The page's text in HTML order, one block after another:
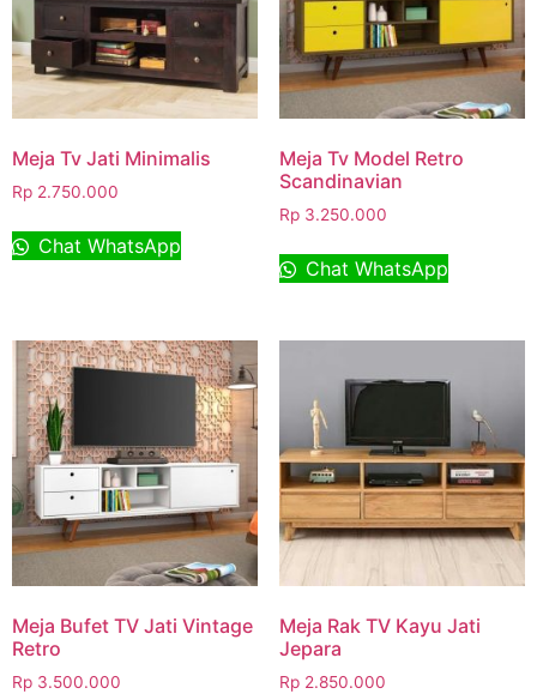
Meja Tv Jati Minimalis
Rp 2.750.000
Chat WhatsApp
Meja Tv Model Retro
Scandinavian
Rp3.250.000
Chat WhatsApp
Meja Bufet TV Jati Vintage
Retro
Rp 3.500.000
Meja Rak TV Kayu Jati
Jepara
Rp2.850.000